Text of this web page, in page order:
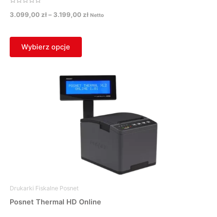
0
3.099,00zł– 3.199,00zł Netto
Wybierz opcje
Drukarki Fiskalne Posnet
Posnet Thermal HD Online